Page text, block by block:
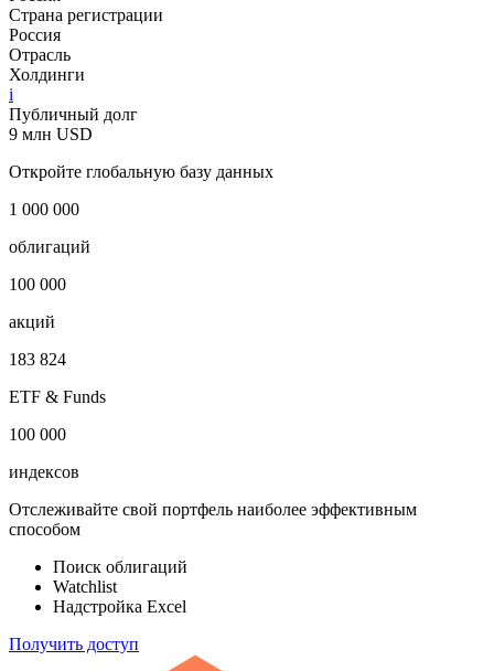
Наименование организации
МК ООО "ТМК Стил Холдинг"
Наименование страны
Россия
Страна регистрации
Россия
Отрасль
i
9 млн USD
Откройте глобальную базу данных
1 000 000
облигаций
100 000
акций
183 824
ETF & Funds
100 000
Отслеживайте свой портфель наиболее эффективным
способом
Поиск облигаций